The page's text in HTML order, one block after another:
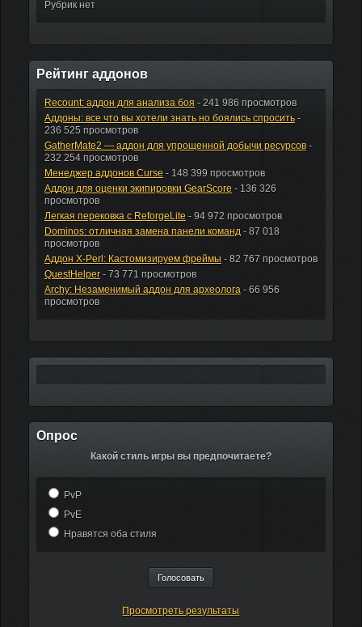
Рубрик нет
Рейтинг аддонов
Recount: аддон для анализа боя - 241 986 просмотров
Аддоны: все что вы хотели знать но боялись спросить-
236 525 просмотров
GatherMate2 — аддон для упрощенной добычи ресурсов-
232 254 просмотров
Менеджер аддонов Curse - 148 399 просмотров
Аддон для оценки экипировки GearScore - 136 326
просмотров
Легкая перековка с ReforgeLite - 94 972 просмотров
Dominos: отличная замена панели команд - 87 018
просмотров
Аддон X-Perl: Кастомизируем фреймы - 82 767 просмотров
QuestHelper- 73 771 просмотров
Archy: Незаменимый аддон для археолога - 66 956
просмотров
Опрос
Какой стиль игры вы предпочитаете?
PvP
PvE
Нравятся оба стиля
Просмотреть результаты